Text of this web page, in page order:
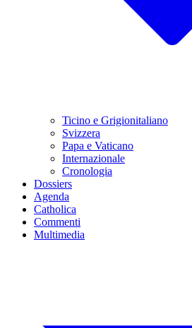
Ticino e Grigionitaliano
Svizzera
Papa e Vaticano
Internazionale
Cronologia
Dossiers
Agenda
Catholica
Commenti
Multimedia